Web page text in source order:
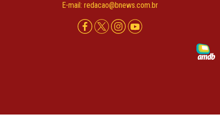
E-mail: redacao@bnews.com.br